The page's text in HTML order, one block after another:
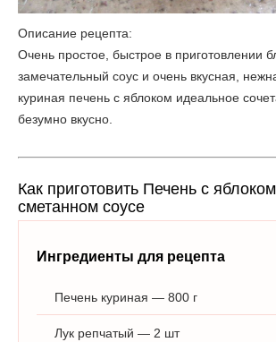
Описание рецепта:
Очень простое, быстрое в приготовлении
замечательный соус и очень вкусная,
куриная печень с яблоком идеальное
безумно вкусно.
Как приготовить Печень с
сметанном соусе
Ингредиенты для рецепта
Печень куриная — 800 г
Лук репчатый — 2 шт